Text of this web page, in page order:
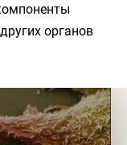
органов